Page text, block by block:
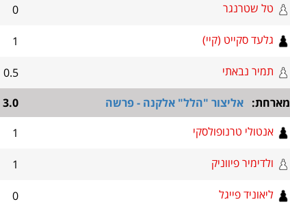
טל שטרנגר 0
גלעד סקייט (קיי) 1
תמיר נבאתי 0.5
מארחת: אליצור "הלל" אלקנה - פרשה 3.0
אנטולי טרנופולסקי 1
ולדימיר פיווניק 1
ליאוניד פייגל 0